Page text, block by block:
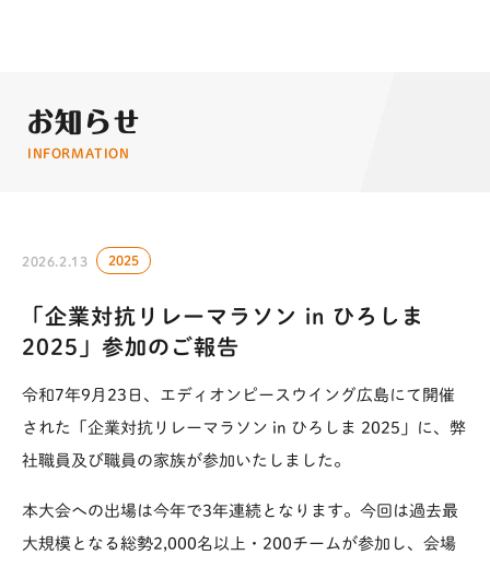
お知らせ
INFORMATION
2026.2.13 2025
「企業対抗リレーマラソン in ひろしま
2025」参加のご報告
令和7年9月23日、エディオンピースウイング広島にて開催
された「企業対抗リレーマラソン in ひろしま 2025」に、弊
社職員及び職員の家族が参加いたしました。
本大会への出場は今年で3年連続となります。今回は過去最
大規模となる総勢2,000名以上・200チームが参加し、会場